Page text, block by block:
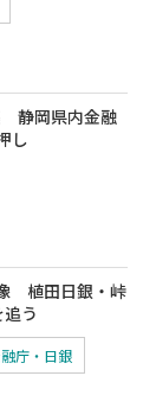
静岡県内金融
し
植田日銀・峠
う
庁・日銀